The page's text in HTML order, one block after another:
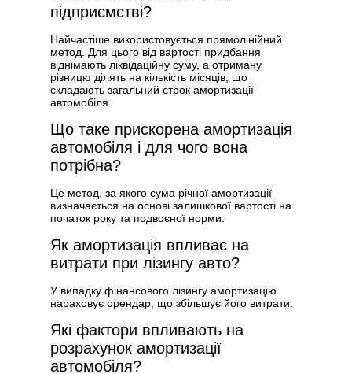
підприємстві?
Найчастіше використовується прямолінійний
метод. Для цього від вартості придбання
віднімають ліквідаційну суму, а отриману
різницю ділять на кількість місяців, що
складають загальний строк амортизації
автомобіля.
Що таке прискорена амортизація
автомобіля і для чого вона
потрібна?
Це метод, за якого сума річної амортизації
визначається на основі залишкової вартості на
початок року та подвоєної норми.
Як амортизація впливає на
витрати при лізингу авто?
У випадку фінансового лізингу амортизацію
нараховує орендар, що збільшує його витрати.
Які фактори впливають на
розрахунок амортизації
автомобіля?